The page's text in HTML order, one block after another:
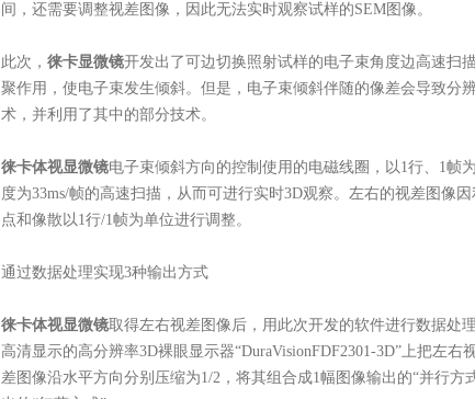
间，还需要调整视差图像，因此无法实时观察试样的SEM图像。
此次， 徕卡显微镜开发出了可边切换照射试样的电子束角度边高速扫
聚作用，使电子束发生倾斜。但是，电子束倾斜伴随的像差会导致
术，并利用了其中的部分技术。
徕卡体视显微镜电子束倾斜方向的控制使用的电磁线圈，以1行、1帧
度为33ms/帧的高速扫描，从而可进行实时3D观察。左右的视差图像
点和像散以1行/1帧为单位进行调整。
通过数据处理实现3种输出方式
徕卡体视显微镜取得左右视差图像后，用此次开发的软件进行数据处
高清显示的高分辨率3D裸眼显示器“DuraVisionFDF2301-3D”上把左
差图像沿水平方向分别压缩为1/2，将其组合成1幅图像输出的“并行